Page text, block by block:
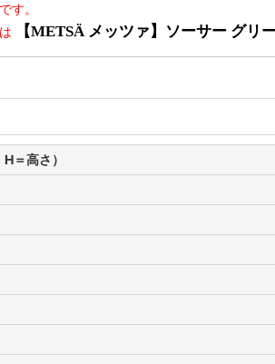
す。
【METSÄ メッツァ】ソーサー グリ
＝高さ）